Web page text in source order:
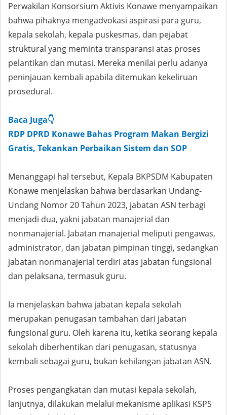
Perwakilan Konsorsium Aktivis Konawe menyampaikan
bahwa pihaknya mengadvokasi aspirasi para guru,
kepala sekolah, kepala puskesmas, dan pejabat
struktural yang meminta transparansi atas proses
pelantikan dan mutasi. Mereka menilai perlu adanya
peninjauan kembali apabila ditemukan kekeliruan
prosedural.
Baca Juga👇
RDP DPRD Konawe Bahas Program Makan Bergizi
Gratis, Tekankan Perbaikan Sistem dan SOP
Menanggapi hal tersebut, Kepala BKPSDM Kabupaten
Konawe menjelaskan bahwa berdasarkan Undang-
Undang Nomor 20 Tahun 2023, jabatan ASN terbagi
menjadi dua, yakni jabatan manajerial dan
nonmanajerial. Jabatan manajerial meliputi pengawas,
administrator, dan jabatan pimpinan tinggi, sedangkan
jabatan nonmanajerial terdiri atas jabatan fungsional
dan pelaksana, termasuk guru.
Ia menjelaskan bahwa jabatan kepala sekolah
merupakan penugasan tambahan dari jabatan
fungsional guru. Oleh karena itu, ketika seorang kepala
sekolah diberhentikan dari penugasan, statusnya
kembali sebagai guru, bukan kehilangan jabatan ASN.
Proses pengangkatan dan mutasi kepala sekolah,
lanjutnya, dilakukan melalui mekanisme aplikasi KSPS